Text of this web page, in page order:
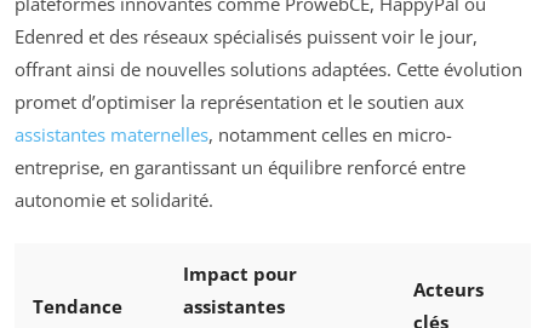
Edenred et des réseaux spécialisés puissent voir le jour,
offrant ainsi de nouvelles solutions adaptées. Cette évolution
promet d’optimiser la représentation et le soutien aux
assistantes maternelles, notamment celles en micro-
entreprise, en garantissant un équilibre renforcé entre
autonomie et solidarité.
Tendance
Impact pour
assistantes
Acteurs
clés